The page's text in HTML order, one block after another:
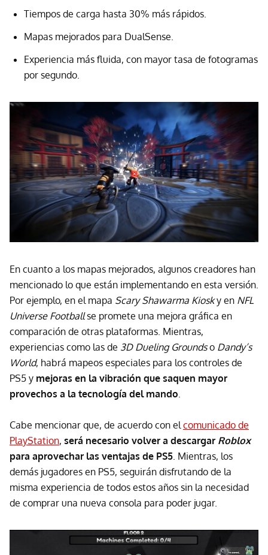
Tiempos de carga hasta 30% más rápidos.
Mapas mejorados para DualSense.
Experiencia más fluida, con mayor tasa de fotogramas
por segundo.
En cuanto a los mapas mejorados, algunos creadores han
mencionado lo que están implementando en esta versión.
Por ejemplo, en el mapa Scary Shawarma Kiosky en NFL
Universe Footballse promete una mejora gráfica en
comparación de otras plataformas. Mientras,
experiencias como las de 3D Dueling Groundso Dandy’s
World, habrá mapeos especiales para los controles de
PS5 y mejoras en la vibración que saquen mayor
provechos a la tecnología del mando.
Cabe mencionar que, de acuerdo con elcomunicado de
PlayStation, será necesario volver a descargar Roblox
para aprovechar las ventajas de PS5. Mientras, los
demás jugadores en PS5, seguirán disfrutando de la
misma experiencia de todos estos años sin la necesidad
de comprar una nueva consola para poder jugar.